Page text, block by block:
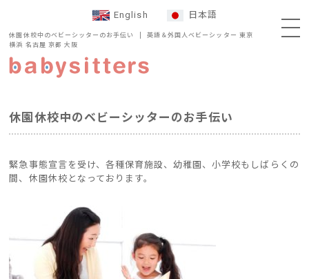
English 日本語
休園休校中のベビーシッターのお手伝い
英語＆外国人ベビーシッター 東京
横浜 名古屋 京都 大阪
休園休校中のベビーシッターのお手伝い
緊急事態宣言を受け、各種保育施設、幼稚園、小学校もしばらくの
間、休園休校となっております。